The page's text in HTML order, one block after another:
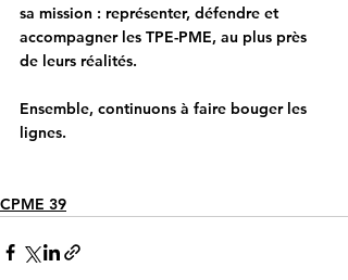
sa mission : représenter, défendre et
accompagner les TPE-PME, au plus près
de leurs réalités.
Ensemble, continuons à faire bouger les
lignes.
CPME 39